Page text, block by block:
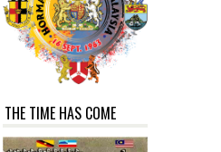
THE TIME HAS COME